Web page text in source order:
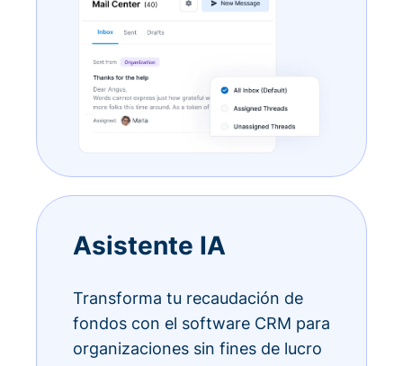
Asistente IA
Transforma tu recaudación de
fondos con el software CRM para
organizaciones sin fines de lucro